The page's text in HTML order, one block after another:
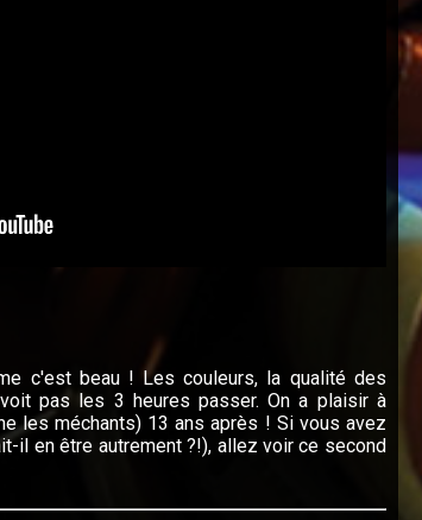
c'est beau ! Les couleurs, la qualité des
pas les 3 heures passer. On a plaisir à
les méchants) 13 ans après ! Si vous avez
il en être autrement ?!), allez voir ce second